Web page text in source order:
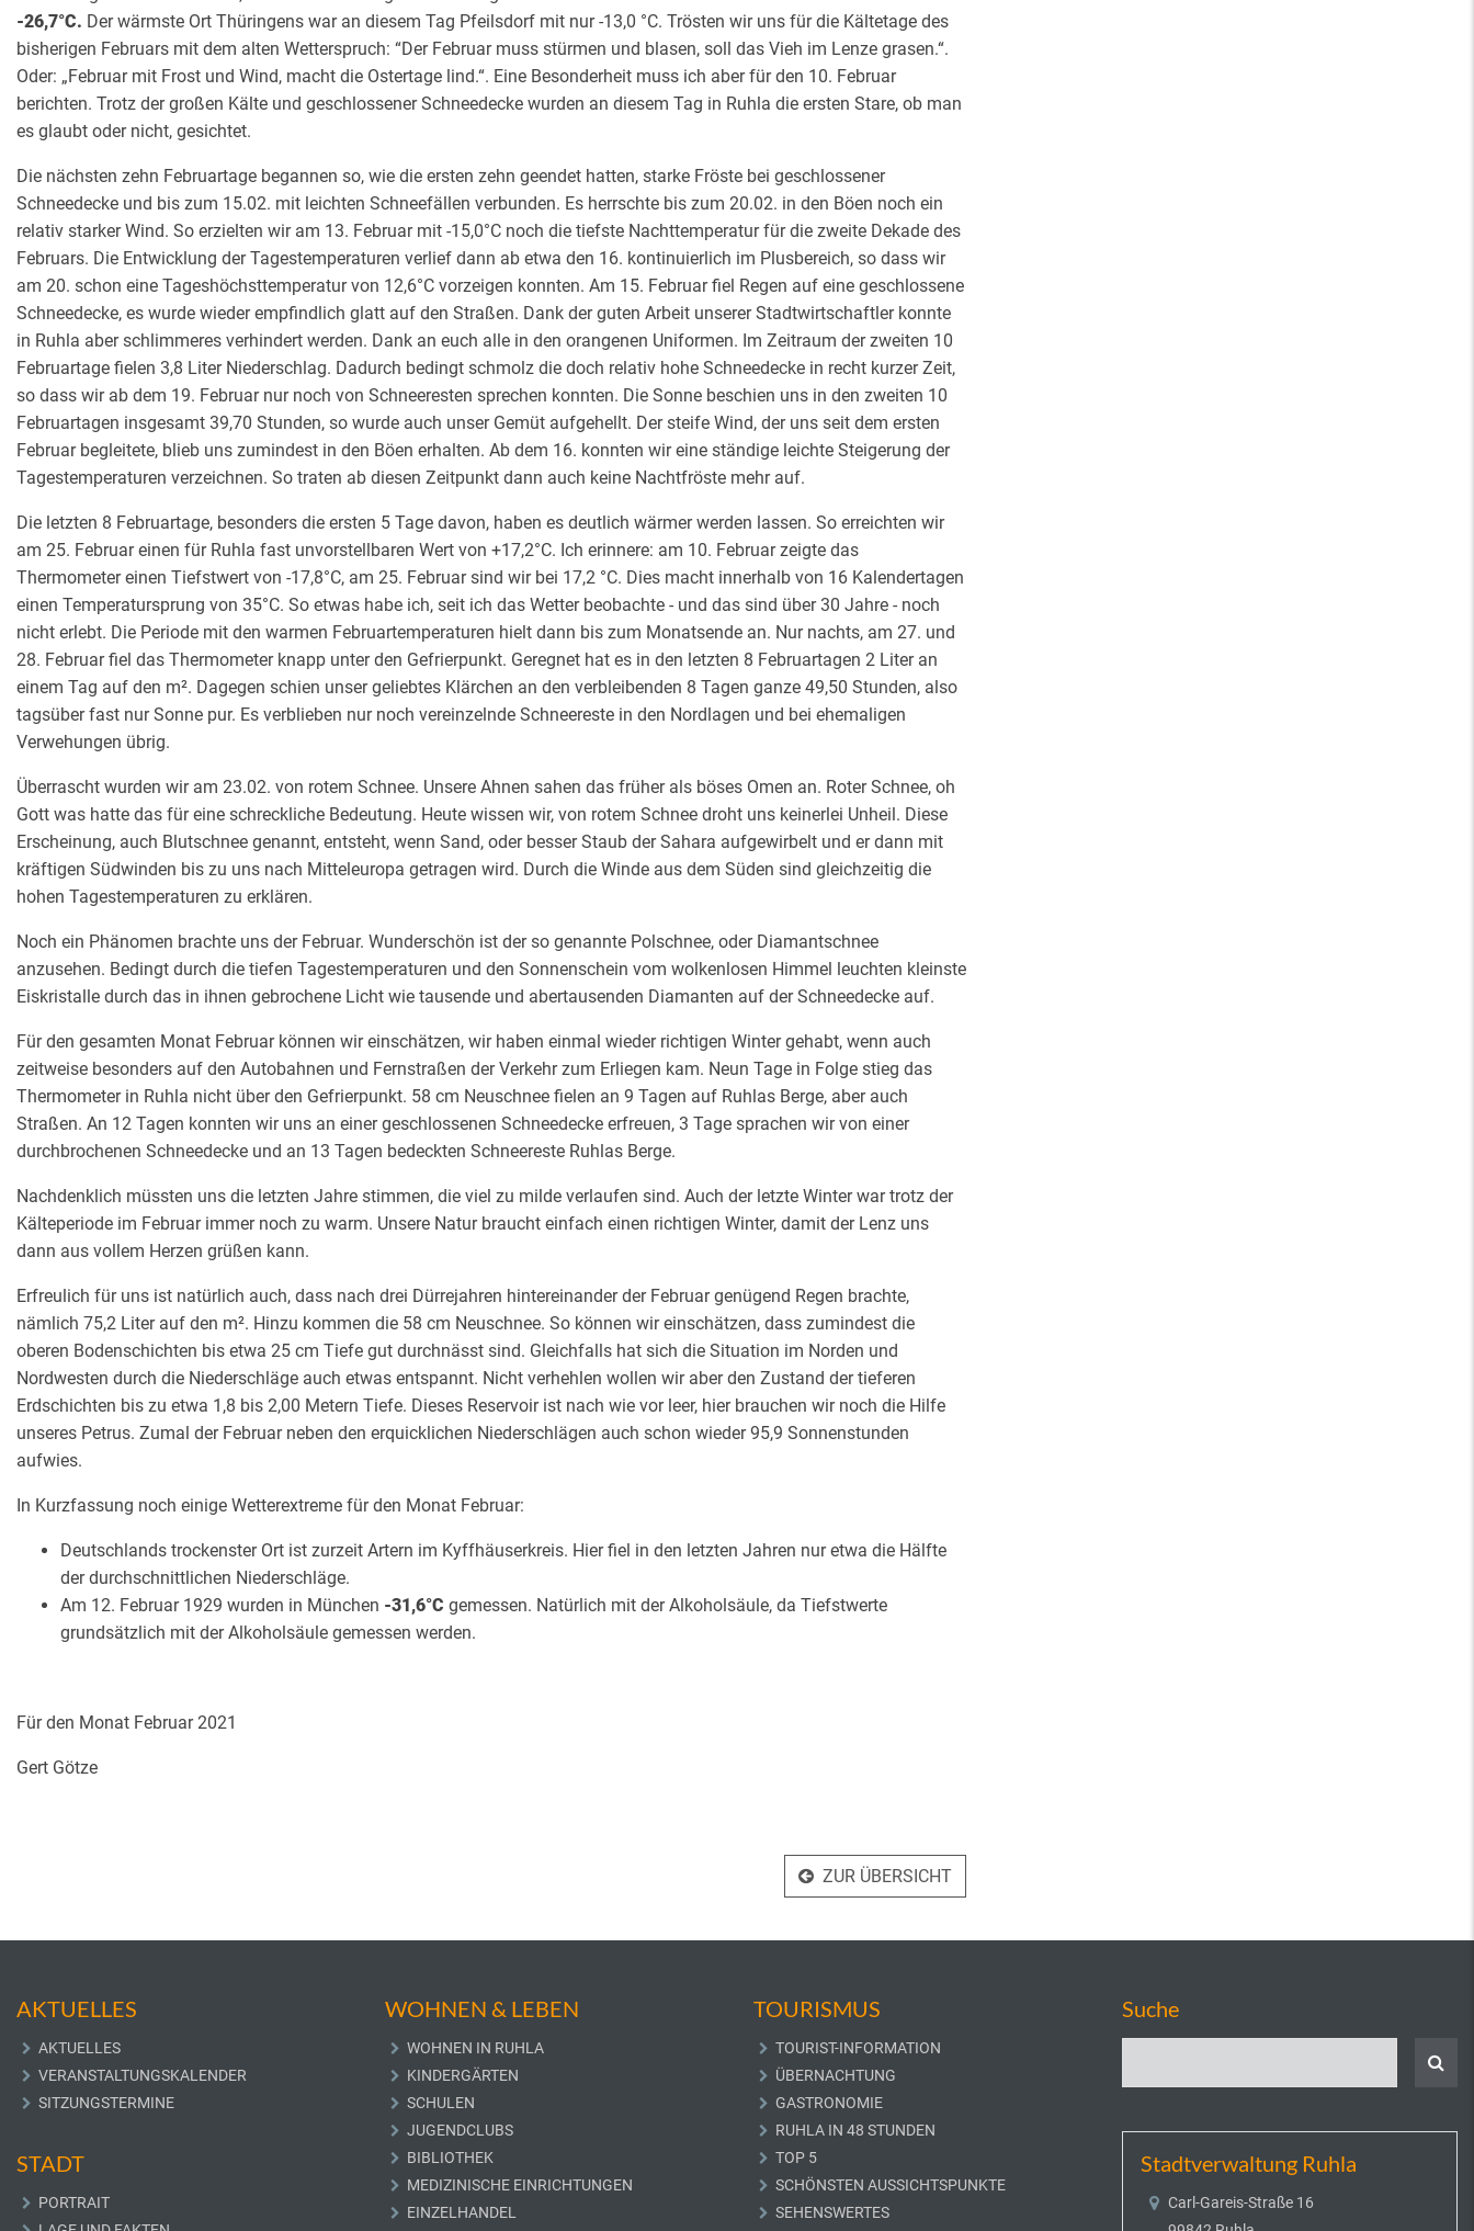
-26,7°C. Der wärmste Ort Thüringens war an diesem Tag Pfeilsdorf mit nur -13,0 °C. Trösten wir uns für die Kältetage des
bisherigen Februars mit dem alten Wetterspruch: “Der Februar muss stürmen und blasen, soll das Vieh im Lenze grasen.“.
Oder: „Februar mit Frost und Wind, macht die Ostertage lind.“. Eine Besonderheit muss ich aber für den 10. Februar
berichten. Trotz der großen Kälte und geschlossener Schneedecke wurden an diesem Tag in Ruhla die ersten Stare, ob man
es glaubt oder nicht, gesichtet.
Die nächsten zehn Februartage begannen so, wie die ersten zehn geendet hatten, starke Fröste bei geschlossener
Schneedecke und bis zum 15.02. mit leichten Schneefällen verbunden. Es herrschte bis zum 20.02. in den Böen noch ein
relativ starker Wind. So erzielten wir am 13. Februar mit -15,0°C noch die tiefste Nachttemperatur für die zweite Dekade des
Februars. Die Entwicklung der Tagestemperaturen verlief dann ab etwa den 16. kontinuierlich im Plusbereich, so dass wir
am 20. schon eine Tageshöchsttemperatur von 12,6°C vorzeigen konnten. Am 15. Februar fiel Regen auf eine geschlossene
Schneedecke, es wurde wieder empfindlich glatt auf den Straßen. Dank der guten Arbeit unserer Stadtwirtschaftler konnte
in Ruhla aber schlimmeres verhindert werden. Dank an euch alle in den orangenen Uniformen. Im Zeitraum der zweiten 10
Februartage fielen 3,8 Liter Niederschlag. Dadurch bedingt schmolz die doch relativ hohe Schneedecke in recht kurzer Zeit,
so dass wir ab dem 19. Februar nur noch von Schneeresten sprechen konnten. Die Sonne beschien uns in den zweiten 10
Februartagen insgesamt 39,70 Stunden, so wurde auch unser Gemüt aufgehellt. Der steife Wind, der uns seit dem ersten
Februar begleitete, blieb uns zumindest in den Böen erhalten. Ab dem 16. konnten wir eine ständige leichte Steigerung der
Tagestemperaturen verzeichnen. So traten ab diesen Zeitpunkt dann auch keine Nachtfröste mehr auf.
Die letzten 8 Februartage, besonders die ersten 5 Tage davon, haben es deutlich wärmer werden lassen. So erreichten wir
am 25. Februar einen für Ruhla fast unvorstellbaren Wert von +17,2°C. Ich erinnere: am 10. Februar zeigte das
Thermometer einen Tiefstwert von -17,8°C, am 25. Februar sind wir bei 17,2 °C. Dies macht innerhalb von 16 Kalendertagen
einen Temperatursprung von 35°C. So etwas habe ich, seit ich das Wetter beobachte - und das sind über 30 Jahre - noch
nicht erlebt. Die Periode mit den warmen Februartemperaturen hielt dann bis zum Monatsende an. Nur nachts, am 27. und
28. Februar fiel das Thermometer knapp unter den Gefrierpunkt. Geregnet hat es in den letzten 8 Februartagen 2 Liter an
einem Tag auf den m². Dagegen schien unser geliebtes Klärchen an den verbleibenden 8 Tagen ganze 49,50 Stunden, also
tagsüber fast nur Sonne pur. Es verblieben nur noch vereinzelnde Schneereste in den Nordlagen und bei ehemaligen
Verwehungen übrig.
Überrascht wurden wir am 23.02. von rotem Schnee. Unsere Ahnen sahen das früher als böses Omen an. Roter Schnee, oh
Gott was hatte das für eine schreckliche Bedeutung. Heute wissen wir, von rotem Schnee droht uns keinerlei Unheil. Diese
Erscheinung, auch Blutschnee genannt, entsteht, wenn Sand, oder besser Staub der Sahara aufgewirbelt und er dann mit
kräftigen Südwinden bis zu uns nach Mitteleuropa getragen wird. Durch die Winde aus dem Süden sind gleichzeitig die
hohen Tagestemperaturen zu erklären.
Noch ein Phänomen brachte uns der Februar. Wunderschön ist der so genannte Polschnee, oder Diamantschnee
anzusehen. Bedingt durch die tiefen Tagestemperaturen und den Sonnenschein vom wolkenlosen Himmel leuchten kleinste
Eiskristalle durch das in ihnen gebrochene Licht wie tausende und abertausenden Diamanten auf der Schneedecke auf.
Für den gesamten Monat Februar können wir einschätzen, wir haben einmal wieder richtigen Winter gehabt, wenn auch
zeitweise besonders auf den Autobahnen und Fernstraßen der Verkehr zum Erliegen kam. Neun Tage in Folge stieg das
Thermometer in Ruhla nicht über den Gefrierpunkt. 58 cm Neuschnee fielen an 9 Tagen auf Ruhlas Berge, aber auch
Straßen. An 12 Tagen konnten wir uns an einer geschlossenen Schneedecke erfreuen, 3 Tage sprachen wir von einer
durchbrochenen Schneedecke und an 13 Tagen bedeckten Schneereste Ruhlas Berge.
Nachdenklich müssten uns die letzten Jahre stimmen, die viel zu milde verlaufen sind. Auch der letzte Winter war trotz der
Kälteperiode im Februar immer noch zu warm. Unsere Natur braucht einfach einen richtigen Winter, damit der Lenz uns
dann aus vollem Herzen grüßen kann.
Erfreulich für uns ist natürlich auch, dass nach drei Dürrejahren hintereinander der Februar genügend Regen brachte,
nämlich 75,2 Liter auf den m². Hinzu kommen die 58 cm Neuschnee. So können wir einschätzen, dass zumindest die
oberen Bodenschichten bis etwa 25 cm Tiefe gut durchnässt sind. Gleichfalls hat sich die Situation im Norden und
Nordwesten durch die Niederschläge auch etwas entspannt. Nicht verhehlen wollen wir aber den Zustand der tieferen
Erdschichten bis zu etwa 1,8 bis 2,00 Metern Tiefe. Dieses Reservoir ist nach wie vor leer, hier brauchen wir noch die Hilfe
unseres Petrus. Zumal der Februar neben den erquicklichen Niederschlägen auch schon wieder 95,9 Sonnenstunden
aufwies.
In Kurzfassung noch einige Wetterextreme für den Monat Februar:
Deutschlands trockenster Ort ist zurzeit Artern im Kyffhäuserkreis. Hier fiel in den letzten Jahren nur etwa die Hälfte
der durchschnittlichen Niederschläge.
Am 12. Februar 1929 wurden in München -31,6°C gemessen. Natürlich mit der Alkoholsäule, da Tiefstwerte
grundsätzlich mit der Alkoholsäule gemessen werden.
Für den Monat Februar 2021
Gert Götze
ZUR ÜBERSICHT
AKTUELLES
AKTUELLES
VERANSTALTUNGSKALENDER
SITZUNGSTERMINE
STADT
PORTRAIT
WOHNEN & LEBEN
WOHNEN IN RUHLA
KINDERGÄRTEN
SCHULEN
JUGENDCLUBS
BIBLIOTHEK
MEDIZINISCHE EINRICHTUNGEN
EINZELHANDEL
TOURISMUS
TOURIST-INFORMATION
ÜBERNACHTUNG
GASTRONOMIE
RUHLA IN 48 STUNDEN
TOP 5
SCHÖNSTEN AUSSICHTSPUNKTE
SEHENSWERTES
Suche
Stadtverwaltung Ruhla
Carl-Gareis-Straße 16